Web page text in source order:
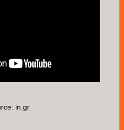
in.gr